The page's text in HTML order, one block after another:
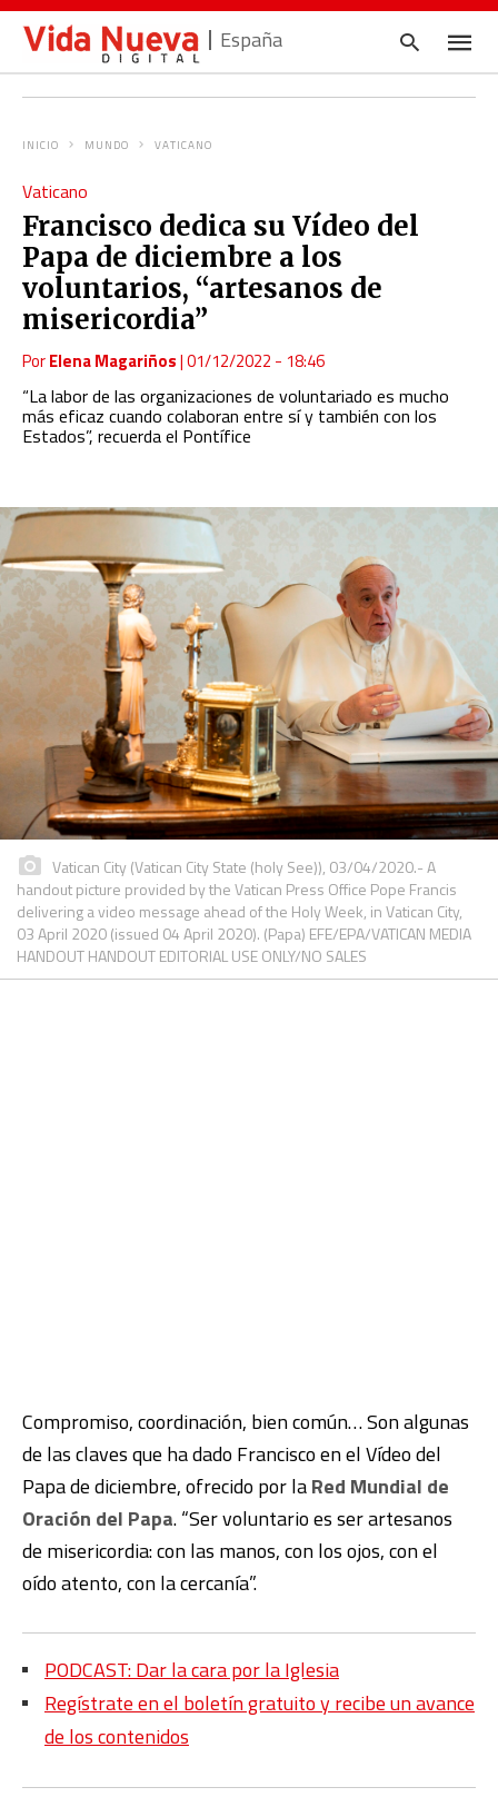
España
INICIO MUNDO VATICANO
Vaticano
Francisco dedica su Vídeo del
Papa de diciembre a los
voluntarios, “artesanos de
misericordia”
PorElena Magariños|01/12/2022 - 18:46
“La labor de las organizaciones de voluntariado es mucho
más eficaz cuando colaboran entre sí y también con los
Estados”, recuerda el Pontífice
Vatican City (Vatican City State (holy See)), 03/04/2020.- A
handout picture provided by the Vatican Press Office Pope Francis
delivering a video message ahead of the Holy Week, in Vatican City,
03 April 2020 (issued 04 April 2020). (Papa) EFE/EPA/VATICAN MEDIA
HANDOUT HANDOUT EDITORIAL USE ONLY/NO SALES
Compromiso, coordinación, bien común… Son algunas
de las claves que ha dado Francisco en el Vídeo del
Papa de diciembre, ofrecido por laRed Mundial de
Oración del Papa. “Ser voluntario es ser artesanos
de misericordia: con las manos, con los ojos, con el
oído atento, con la cercanía”.
PODCAST: Dar la cara por la Iglesia
Regístrate en el boletín gratuito y recibe un avance
de los contenidos